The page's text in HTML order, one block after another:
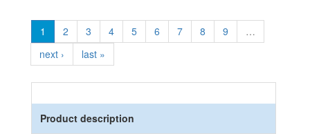
1 2 3 4 5 6 7 8 9
…
next ›
last »
Product description